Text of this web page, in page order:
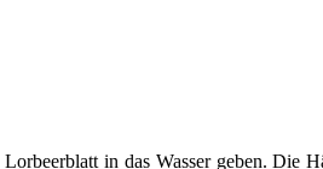
in das Wasser geben. Die